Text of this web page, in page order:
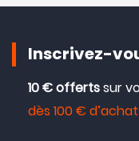
Inscrivez-
10 € offertssur
dès 100 €